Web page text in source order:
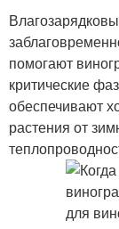
помогают
критические
обеспечивают
растения от